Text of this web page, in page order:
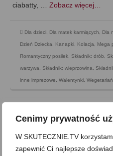
Cenimy prywatność
W SKUTECZNIE.TV
zapewnić Ci najlepsze
ciabatty, … Zobacz więcej…
Dla dzieci Dla matek karmiących Dla
Dzień Dziecka Kanapki Kolacja Mega
Romantyczny posiłek Składnik: drób
warzywa Składnik: wieprzowina
inne imprezowe Walentynki